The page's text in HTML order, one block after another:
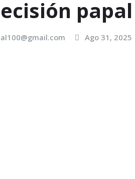
papal
Ago 31, 2025